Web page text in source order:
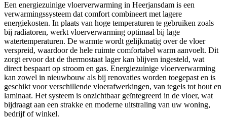
Een energiezuinige vloerverwarming in Heerjansdam is een
verwarmingssysteem dat comfort combineert met lagere
energiekosten. In plaats van hoge temperaturen te gebruiken zoals
bij radiatoren, werkt vloerverwarming optimaal bij lage
watertemperaturen. De warmte wordt gelijkmatig over de vloer
verspreid, waardoor de hele ruimte comfortabel warm aanvoelt. Dit
zorgt ervoor dat de thermostaat lager kan blijven ingesteld, wat
direct bespaart op stroom en gas. Energiezuinige vloerverwarming
kan zowel in nieuwbouw als bij renovaties worden toegepast en is
geschikt voor verschillende vloerafwerkingen, van tegels tot hout en
laminaat. Het systeem is onzichtbaar geïntegreerd in de vloer, wat
bijdraagt aan een strakke en moderne uitstraling van uw woning,
bedrijf of winkel.